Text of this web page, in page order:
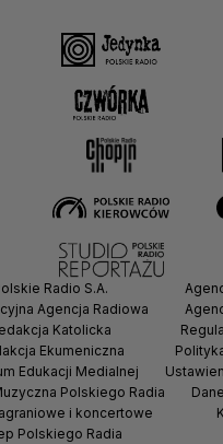
Radio S.A.
Agencja Radiowa
Katolicka
Ekumeniczna
Edukacji Medialnej
Polskiego Radia
i koncertowe
Polskiego Radia